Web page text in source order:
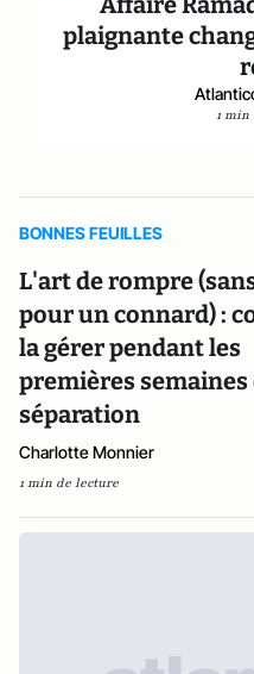
plaignante
1 min
BONNES FEUILLES
L'art de rompre
pour un connard) :
la gérer pendant les
premières semaines
séparation
Charlotte Monnier
1 min de lecture